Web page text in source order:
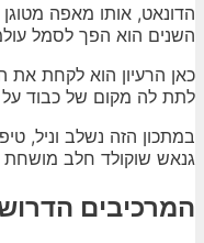
הדונאט, אותו מאפה
השנים הוא הפך לסמל
כאן הרעיון הוא לקחת את
לתת לה מקום של כבוד על
במתכון הזה נשלב וניל,
גנאש שוקולד חלב
המרכיבים